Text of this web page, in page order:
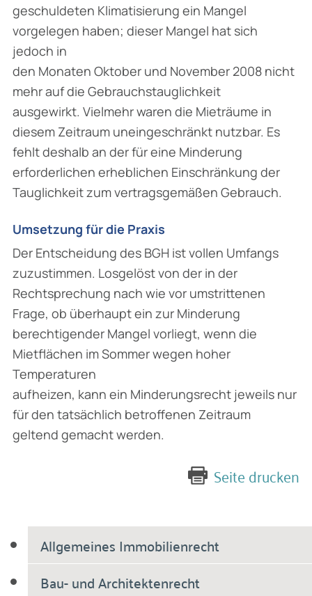
Allgemeines Immobilienrecht
Bau- und Architektenrecht
geschuldeten Klimatisierung ein Mangel
vorgelegen haben; dieser Mangel hat sich
jedoch in
den Monaten Oktober und November 2008 nicht
mehr auf die Gebrauchstauglichkeit
ausgewirkt. Vielmehr waren die Mieträume in
diesem Zeitraum uneingeschränkt nutzbar. Es
fehlt deshalb an der für eine Minderung
erforderlichen erheblichen Einschränkung der
Tauglichkeit zum vertragsgemäßen Gebrauch.
Umsetzung für die Praxis
Der Entscheidung des BGH ist vollen Umfangs
zuzustimmen. Losgelöst von der in der
Rechtsprechung nach wie vor umstrittenen
Frage, ob überhaupt ein zur Minderung
berechtigender Mangel vorliegt, wenn die
Mietflächen im Sommer wegen hoher
Temperaturen
aufheizen, kann ein Minderungsrecht jeweils nur
für den tatsächlich betroffenen Zeitraum
geltend gemacht werden.
Seite drucken